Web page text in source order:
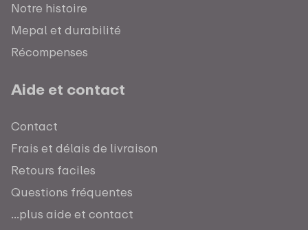
Notre histoire
Mepal et durabilité
Récompenses
Aide et contact
Contact
Frais et délais de livraison
Retours faciles
Questions fréquentes
...plus aide et contact